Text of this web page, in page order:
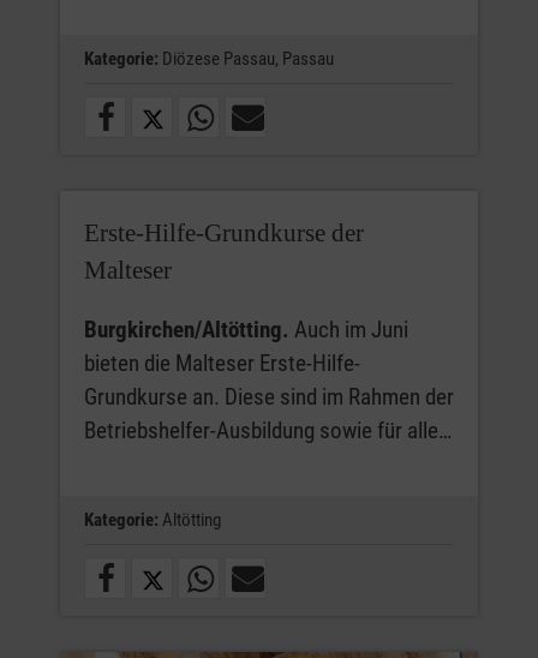
Kategorie: Diözese Passau, Passau
Erste-Hilfe-Grundkurse der
Malteser
Burgkirchen/Altötting. Auch im Juni
bieten die Malteser Erste-Hilfe-
Grundkurse an. Diese sind im Rahmen der
Betriebshelfer-Ausbildung sowie für alle…
Kategorie: Altötting